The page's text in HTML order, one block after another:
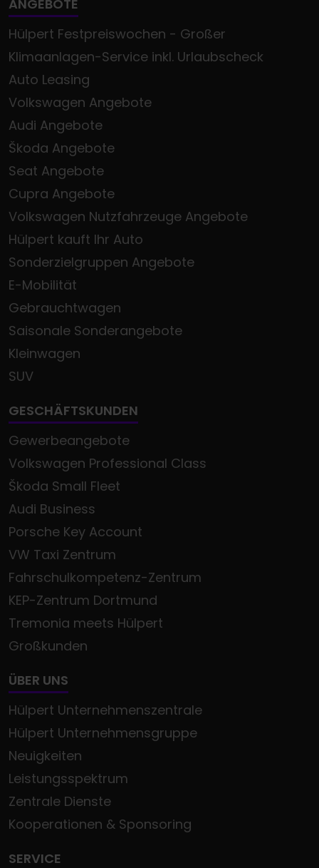
ANGEBOTE
Hülpert Festpreiswochen - Großer
Klimaanlagen-Service inkl. Urlaubscheck
Auto Leasing
Volkswagen Angebote
Audi Angebote
Škoda Angebote
Seat Angebote
Cupra Angebote
Volkswagen Nutzfahrzeuge Angebote
Hülpert kauft Ihr Auto
Sonderzielgruppen Angebote
E-Mobilität
Gebrauchtwagen
Saisonale Sonderangebote
Kleinwagen
SUV
GESCHÄFTSKUNDEN
Gewerbeangebote
Volkswagen Professional Class
Škoda Small Fleet
Audi Business
Porsche Key Account
VW Taxi Zentrum
Fahrschulkompetenz-Zentrum
KEP-Zentrum Dortmund
Tremonia meets Hülpert
Großkunden
ÜBER UNS
Hülpert Unternehmenszentrale
Hülpert Unternehmensgruppe
Neuigkeiten
Leistungsspektrum
Zentrale Dienste
Kooperationen & Sponsoring
SERVICE